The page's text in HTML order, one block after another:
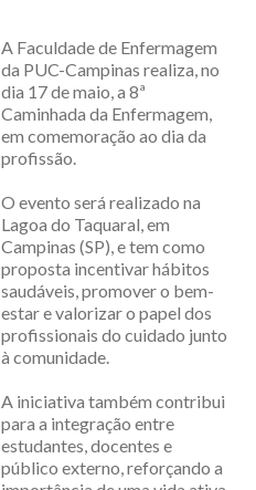
A Faculdade de Enfermagem
da PUC-Campinas realiza, no
dia 17 de maio, a 8ª
Caminhada da Enfermagem,
em comemoração ao dia da
profissão.
O evento será realizado na
Lagoa do Taquaral, em
Campinas (SP), e tem como
proposta incentivar hábitos
saudáveis, promover o bem-
estar e valorizar o papel dos
profissionais do cuidado junto
à comunidade.
A iniciativa também contribui
para a integração entre
estudantes, docentes e
público externo, reforçando a